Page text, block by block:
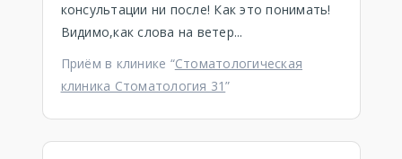
консультации ни после! Как это понимать!
Видимо,как слова на ветер...
Приём в клинике “Стоматологическая
клиника Стоматология 31”